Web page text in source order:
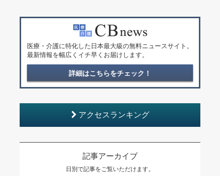
医療・介護に特化した日本最大級の無料ニュースサイト。
最新情報を幅広くイチ早くお届けします。
詳細はこちらをチェック！
アクセスランキング
記事アーカイブ
日別で記事をご覧いただけます。